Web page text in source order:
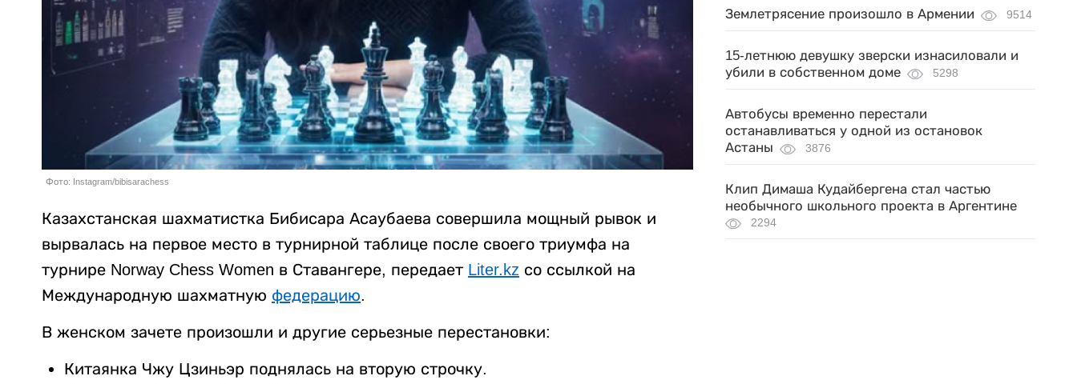
Фото: Instagram/bibisarachess
Казахстанская шахматистка Бибисара Асаубаева совершила мощный рывок и
вырвалась на первое место в турнирной таблице после своего триумфа на
турнире Norway Chess Women в Ставангере, передает Liter.kz со ссылкой на
Международную шахматную федерацию.
В женском зачете произошли и другие серьезные перестановки:
Китаянка Чжу Цзиньэр поднялась на вторую строчку.
Землетрясение произошло в Армении 9514
15-летнюю девушку зверски изнасиловали и
убили в собственном доме
5298
Автобусы временно перестали
останавливаться у одной из остановок
Астаны
3876
Клип Димаша Кудайбергена стал частью
необычного школьного проекта в Аргентине
2294